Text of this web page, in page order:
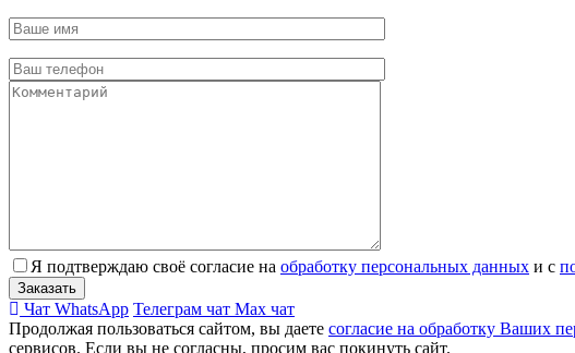
Я подтверждаю своё согласие на обработку персональных данных и с
Чат WhatsApp Телеграм чат Max чат
Продолжая пользоваться сайтом, вы даете согласие на обработку Ваших
сервисов. Если вы не согласны, просим вас покинуть сайт.